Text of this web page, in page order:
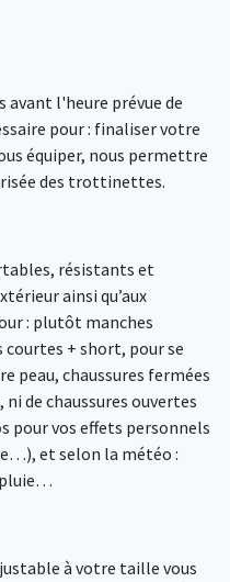
avant l'heure prévue de
pour : finaliser votre
équiper, nous permettre
des trottinettes.
résistants et
ainsi qu’aux
: plutôt manches
+ short, pour se
peau, chaussures fermées
de chaussures ouvertes
pour vos effets personnels
et selon la météo :
pluie…
à votre taille vous